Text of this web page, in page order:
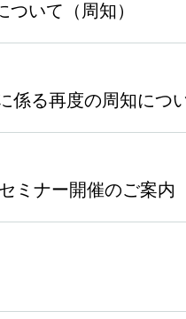
いて（周知）
る再度の周知につい
ミナー開催のご案内